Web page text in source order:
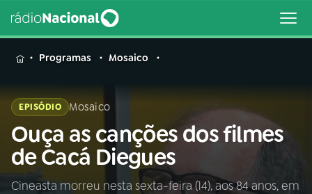
MENU
Buscar
na
Rádio
Nacional
Buscar
Programas Mosaico
EPISÓDIO Mosaico
Ouça as canções dos filmes
de Cacá Diegues
Cineasta morreu nesta sexta-feira (14), aos 84 anos, em